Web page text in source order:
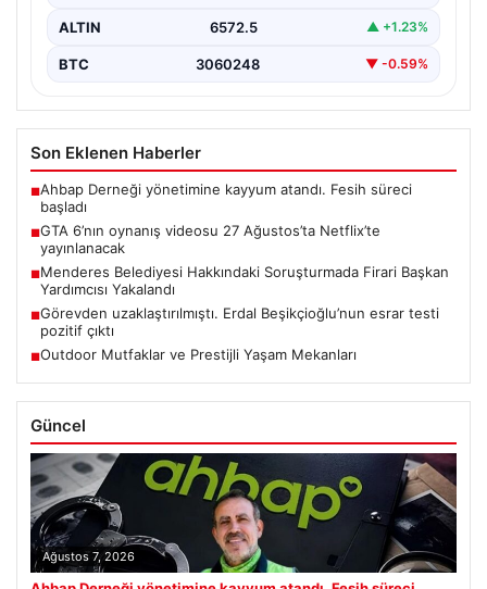
ALTIN 6572.5 ▲ +1.23%
BTC 3060248 ▼ -0.59%
Son Eklenen Haberler
■Ahbap Derneği yönetimine kayyum atandı. Fesih süreci
başladı
■GTA 6’nın oynanış videosu 27 Ağustos’ta Netflix’te
yayınlanacak
■Menderes Belediyesi Hakkındaki Soruşturmada Firari Başkan
Yardımcısı Yakalandı
■Görevden uzaklaştırılmıştı. Erdal Beşikçioğlu’nun esrar testi
pozitif çıktı
■Outdoor Mutfaklar ve Prestijli Yaşam Mekanları
Güncel
Ağustos 7, 2026